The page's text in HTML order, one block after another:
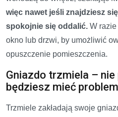
więc nawet jeśli znajdziesz
spokojnie się oddalić. W
okno lub drzwi, by umożliwić
opuszczenie pomieszczenia.
Gniazdo trzmiela –
będziesz mieć
Trzmiele zakładają swoje